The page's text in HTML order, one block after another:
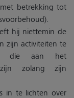
betrekking tot
hij niettemin de
zijn activiteiten te
die aan het
zijn zolang zijn
in te lichten over